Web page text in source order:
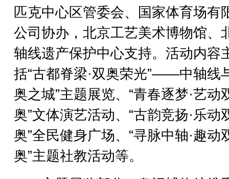
匹克中心区管委会、国家体育场有
公司协办，北京工艺美术博物馆、
轴线遗产保护中心支持。活动内容
括“古都脊梁·双奥荣光”——中轴线
奥之城”主题展览、“青春逐梦·艺动
奥”文体演艺活动、“古韵竞扬·乐动
奥”全民健身广场、“寻脉中轴·趣动
奥”主题社教活动等。